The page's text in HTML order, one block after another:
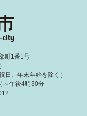
町1番1号
、年末年始を除く）
～午後4時30分